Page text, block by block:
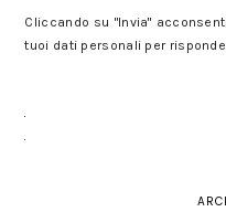
Cliccando su "Invia"
tuoi dati personali per